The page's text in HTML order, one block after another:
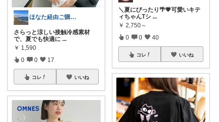
ほなた経由ご購入ありがとうございます☺
さらっと涼しい接触冷感素材
で、夏でも快適に ...
￥ 1,590
0 0 17
コレ いいね
​＼夏にぴったり🌴💗可愛いキテ
ィちゃんTシ ...
￥ 2,750～
0 0 40
コレ いいね